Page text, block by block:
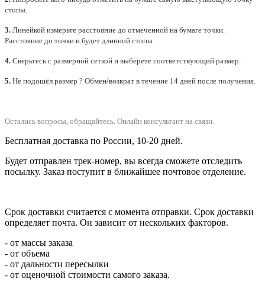
стопы.
3. Линейкой измерьте расстояние до отмеченной на бумаге точки.
Расстояние до точки и будет длинной стопы.
4. Сверьтесь с размерной сеткой и выберете соответствующий размер.
5. Не подошёл размер ? Обмен/возврат в течение 14 дней после получения.
Остались вопросы, обращайтесь. Онлайн консультант на связи.
Бесплатная доставка по России, 10-20 дней.
Будет отправлен трек-номер, вы всегда сможете отследить
посылку. Заказ поступит в ближайшее почтовое отделение.
Срок доставки считается с момента отправки. Срок доставки
определяет почта. Он зависит от нескольких факторов.
- от массы заказа
- от объема
- от дальности пересылки
- от оценочной стоимости самого заказа.